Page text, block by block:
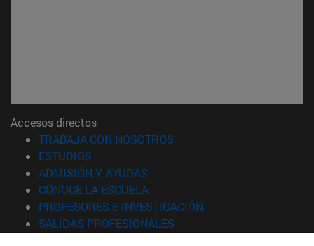
Accesos directos
TRABAJA CON NOSOTROS
ESTUDIOS
ADMISIÓN Y AYUDAS
CONOCE LA ESCUELA(abre en nueva ventana)
PROFESORES E INVESTIGACIÓN
SALIDAS PROFESIONALES